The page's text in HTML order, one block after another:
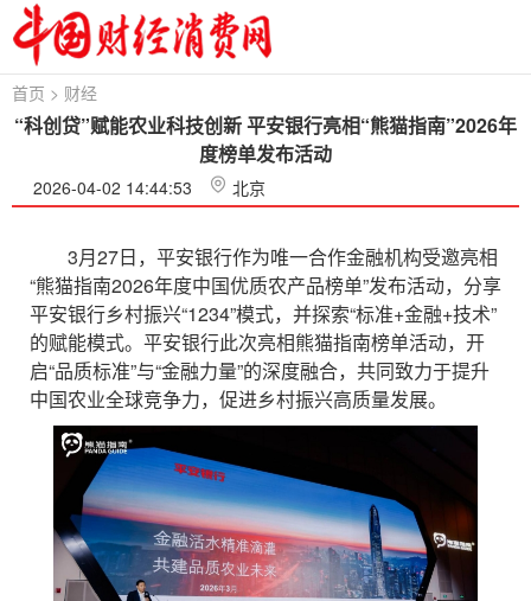
首页 > 财经
“科创贷”赋能农业科技创新 平安银行亮相“熊猫指南”2026年
度榜单发布活动
2026-04-02 14:44:53 北京
3月27日，平安银行作为唯一合作金融机构受邀亮相
“熊猫指南2026年度中国优质农产品榜单”发布活动，分享
平安银行乡村振兴“1234”模式，并探索“标准+金融+技术”
的赋能模式。平安银行此次亮相熊猫指南榜单活动，开
启“品质标准”与“金融力量”的深度融合，共同致力于提升
中国农业全球竞争力，促进乡村振兴高质量发展。